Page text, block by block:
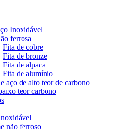
Inoxidável
ferrosa
Fita de cobre
Fita de bronze
Fita de alpaca
Fita de alumínio
aço de alto teor de carbono
teor carbono
não ferroso